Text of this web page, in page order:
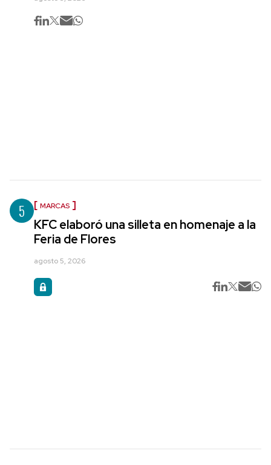
5 MARCAS
KFC elaboró una silleta en homenaje a la
Feria de Flores
agosto 5, 2026